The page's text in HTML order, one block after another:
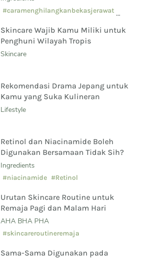
Sampingnya?
#caramenghilangkanbekasjerawat
#skincarepemula
Skincare Wajib Kamu Miliki untuk
Penghuni Wilayah Tropis
Skincare
Rekomendasi Drama Jepang untuk
Kamu yang Suka Kulineran
Lifestyle
Retinol dan Niacinamide Boleh
Digunakan Bersamaan Tidak Sih?
Ingredients
#niacinamide #Retinol
Urutan Skincare Routine untuk
Remaja Pagi dan Malam Hari
AHA BHA PHA
#skincareroutineremaja
Sama-Sama Digunakan pada